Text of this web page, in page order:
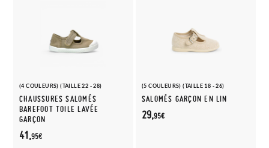
(4 COULEURS) (TAILLE 22 - 28)
CHAUSSURES SALOMÉS
BAREFOOT TOILE LAVÉE
GARÇON
41,95€
(5 COULEURS) (TAILLE 18 - 26)
SALOMÉS GARÇON EN LIN
29,95€